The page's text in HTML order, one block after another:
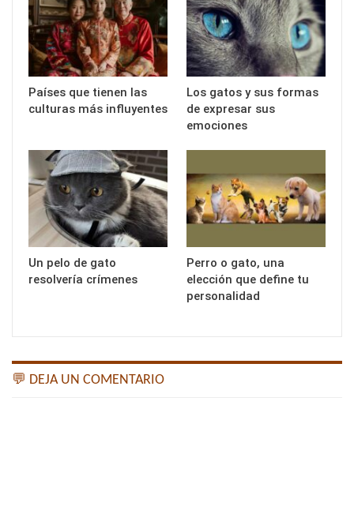
Países que tienen las
culturas más influyentes
Los gatos y sus formas
de expresar sus
emociones
Un pelo de gato
resolvería crímenes
Perro o gato, una
elección que define tu
personalidad
💬 DEJA UN COMENTARIO